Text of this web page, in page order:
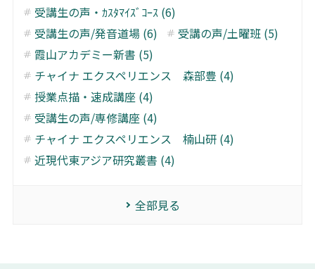
受講生の声・ｶｽﾀﾏｲｽﾞｺｰｽ (6)
受講生の声/発音道場 (6)
受講の声/土曜班 (5)
霞山アカデミー新書 (5)
チャイナ エクスペリエンス 森部豊 (4)
授業点描・速成講座 (4)
受講生の声/専修講座 (4)
チャイナ エクスペリエンス 楠山研 (4)
近現代東アジア研究叢書 (4)
全部見る